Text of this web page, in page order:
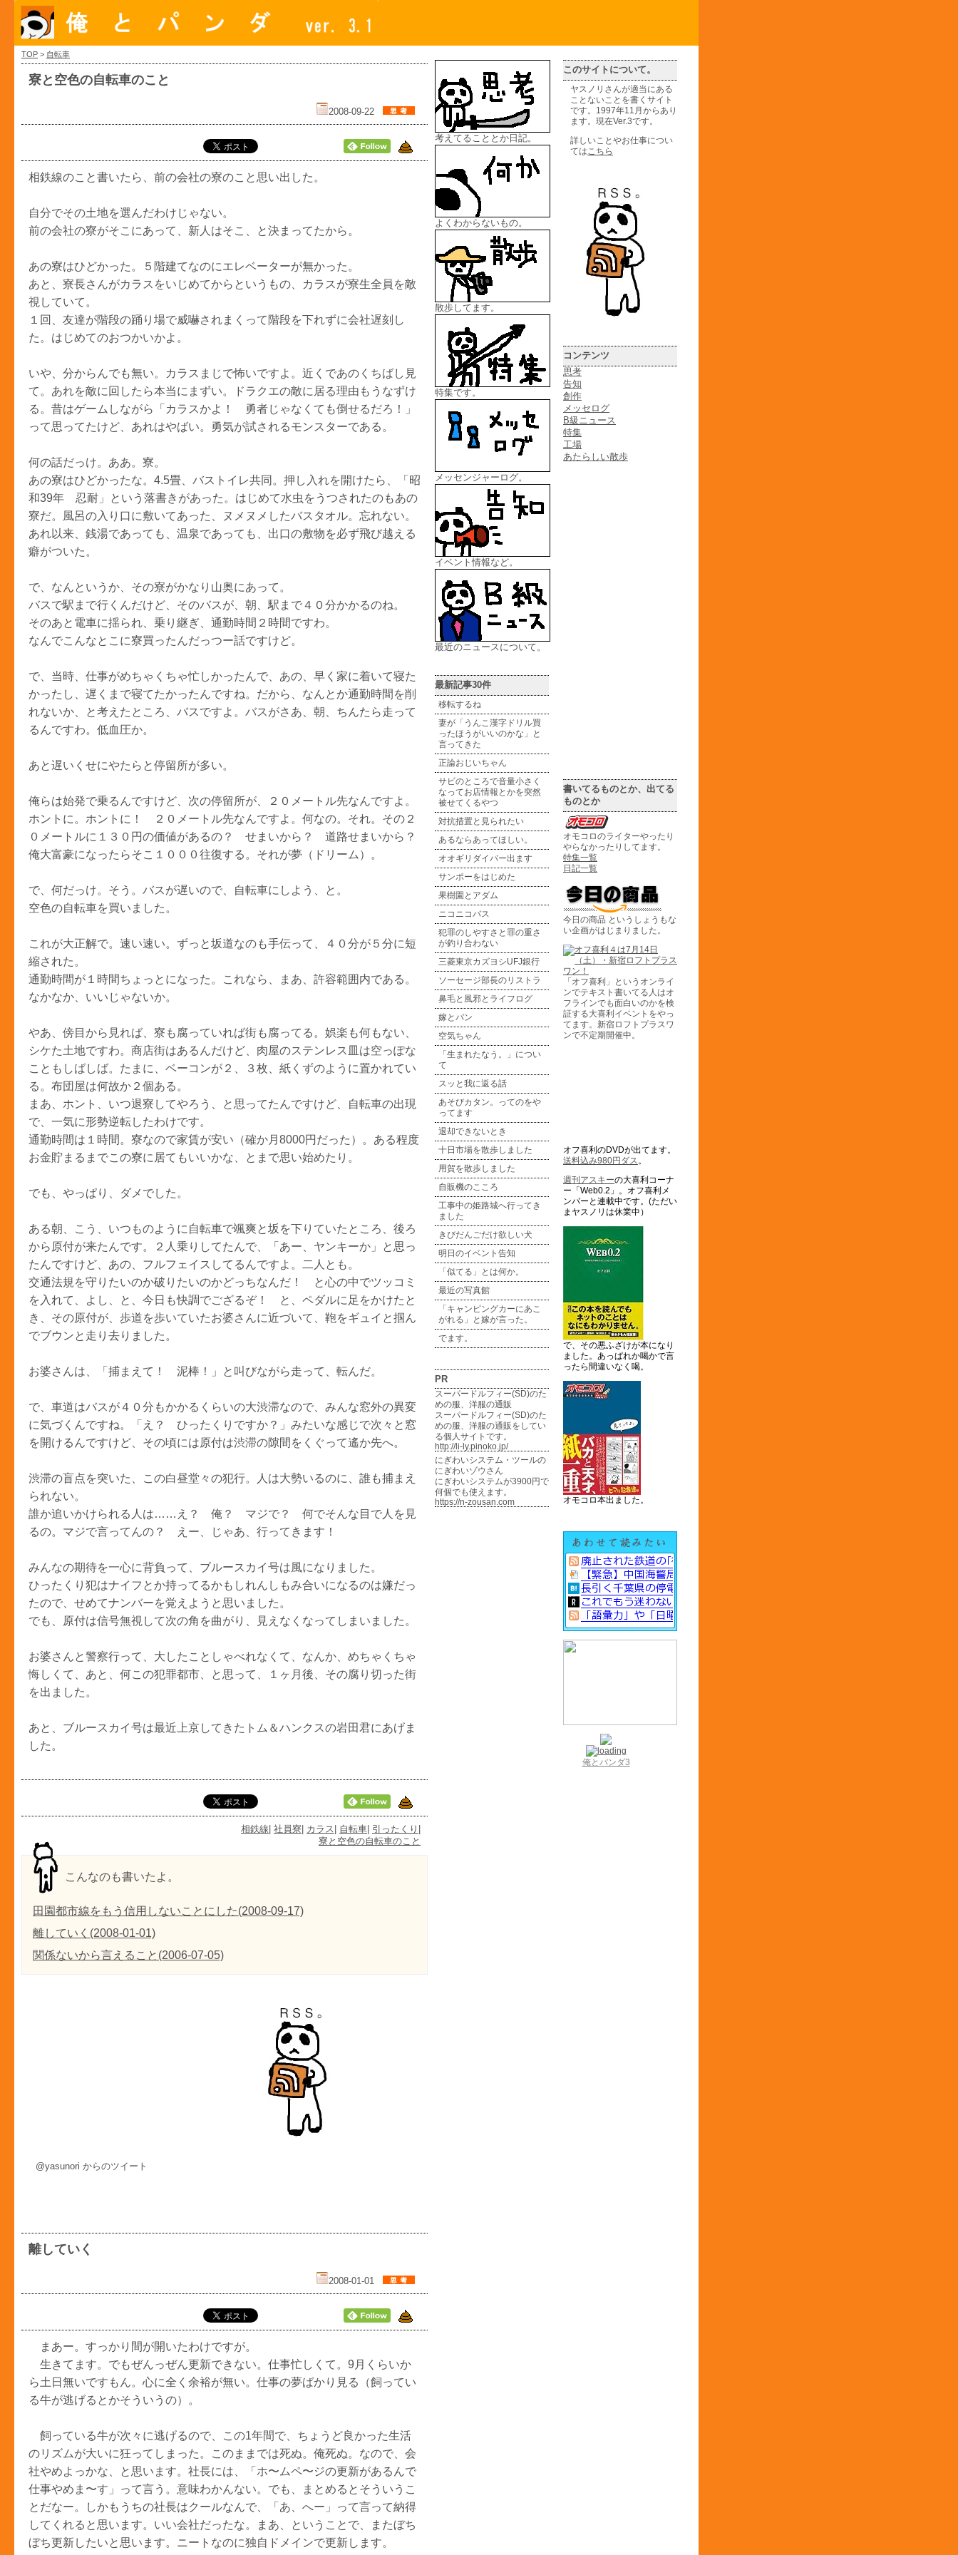
TOP > 自転車
寮と空色の自転車のこと
2008-09-22
相鉄線のこと書いたら、前の会社の寮のこと思い出した。
自分でその土地を選んだわけじゃない。
前の会社の寮がそこにあって、新人はそこ、と決まってたから。
あの寮はひどかった。５階建てなのにエレベーターが無かった。
あと、寮長さんがカラスをいじめてからというもの、カラスが寮生全員を敵
視していて。
１回、友達が階段の踊り場で威嚇されまくって階段を下れずに会社遅刻し
た。はじめてのおつかいかよ。
いや、分からんでも無い。カラスまじで怖いですよ。近くであのくちばし見
て。あれを敵に回したら本当にまずい。ドラクエの敵に居る理由もうなずけ
る。昔はゲームしながら「カラスかよ！ 勇者じゃなくても倒せるだろ！」
って思ってたけど、あれはやばい。勇気が試されるモンスターである。
何の話だっけ。ああ。寮。
あの寮はひどかったな。4.5畳、バストイレ共同。押し入れを開けたら、「昭
和39年 忍耐」という落書きがあった。はじめて水虫をうつされたのもあの
寮だ。風呂の入り口に敷いてあった、ヌメヌメしたバスタオル。忘れない。
あれ以来、銭湯であっても、温泉であっても、出口の敷物を必ず飛び越える
癖がついた。
で、なんというか、その寮がかなり山奥にあって。
バスで駅まで行くんだけど、そのバスが、朝、駅まで４０分かかるのね。
そのあと電車に揺られ、乗り継ぎ、通勤時間２時間ですわ。
なんでこんなとこに寮買ったんだっつー話ですけど。
で、当時、仕事がめちゃくちゃ忙しかったんで、あの、早く家に着いて寝た
かったし、遅くまで寝てたかったんですね。だから、なんとか通勤時間を削
れないか、と考えたところ、バスですよ。バスがさあ、朝、ちんたら走って
るんですわ。低血圧か。
あと遅いくせにやたらと停留所が多い。
俺らは始発で乗るんですけど、次の停留所が、２０メートル先なんですよ。
ホントに。ホントに！ ２０メートル先なんですよ。何なの。それ。その２
０メートルに１３０円の価値があるの？ せまいから？ 道路せまいから？
俺大富豪になったらそこ１０００往復する。それが夢（ドリーム）。
で、何だっけ。そう。バスが遅いので、自転車にしよう、と。
空色の自転車を買いました。
これが大正解で。速い速い。ずっと坂道なのも手伝って、４０分が５分に短
縮された。
通勤時間が１時間ちょっとになった。これなら、まあ、許容範囲内である。
なかなか、いいじゃないか。
やあ、傍目から見れば、寮も腐っていれば街も腐ってる。娯楽も何もない、
シケた土地ですわ。商店街はあるんだけど、肉屋のステンレス皿は空っぽな
こともしばしば。たまに、ベーコンが２、３枚、紙くずのように置かれてい
る。布団屋は何故か２個ある。
まあ、ホント、いつ退寮してやろう、と思ってたんですけど、自転車の出現
で、一気に形勢逆転したわけです。
通勤時間は１時間。寮なので家賃が安い（確か月8000円だった）。ある程度
お金貯まるまでこの寮に居てもいいかな、とまで思い始めたり。
でも、やっぱり、ダメでした。
ある朝、こう、いつものように自転車で颯爽と坂を下りていたところ、後ろ
から原付が来たんです。２人乗りしてたんで、「あー、ヤンキーか」と思っ
たんですけど、あの、フルフェイスしてるんですよ。二人とも。
交通法規を守りたいのか破りたいのかどっちなんだ！ と心の中でツッコミ
を入れて、よし、と、今日も快調でござるぞ！ と、ペダルに足をかけたと
き、その原付が、歩道を歩いていたお婆さんに近づいて、鞄をギュイと掴ん
でブウンと走り去りました。
お婆さんは、「捕まえて！ 泥棒！」と叫びながら走って、転んだ。
で、車道はバスが４０分もかかるくらいの大渋滞なので、みんな窓外の異変
に気づくんですね。「え？ ひったくりですか？」みたいな感じで次々と窓
を開けるんですけど、その頃には原付は渋滞の隙間をくぐって遙か先へ。
渋滞の盲点を突いた、この白昼堂々の犯行。人は大勢いるのに、誰も捕まえ
られない。
誰か追いかけられる人は……え？ 俺？ マジで？ 何でそんな目で人を見
るの。マジで言ってんの？ えー、じゃあ、行ってきます！
みんなの期待を一心に背負って、ブルースカイ号は風になりました。
ひったくり犯はナイフとか持ってるかもしれんしもみ合いになるのは嫌だっ
たので、せめてナンバーを覚えようと思いました。
でも、原付は信号無視して次の角を曲がり、見えなくなってしまいました。
お婆さんと警察行って、大したことしゃべれなくて、なんか、めちゃくちゃ
悔しくて、あと、何この犯罪都市、と思って、１ヶ月後、その腐り切った街
を出ました。
あと、ブルースカイ号は最近上京してきたトム＆ハンクスの岩田君にあげま
した。
相鉄線 社員寮 カラス 自転車 引ったくり
寮と空色の自転車のこと
こんなのも書いたよ。
田園都市線をもう信用しないことにした(2008-09-17)
離していく(2008-01-01)
関係ないから言えること(2006-07-05)
@yasunori からのツイート
離していく
2008-01-01
まあー。すっかり間が開いたわけですが。
生きてます。でもぜんっぜん更新できない。仕事忙しくて。9月くらいか
ら土日無いですもん。心に全く余裕が無い。仕事の夢ばかり見る（飼ってい
る牛が逃げるとかそういうの）。
飼っている牛が次々に逃げるので、この1年間で、ちょうど良かった生活
のリズムが大いに狂ってしまった。このままでは死ぬ。俺死ぬ。なので、会
社やめよっかな、と思います。社長には、「ホ〜ムペ〜ジの更新があるんで
仕事やめま〜す」って言う。意味わかんない。でも、まとめるとそういうこ
とだなー。しかもうちの社長はクールなんで、「あ、へー」って言って納得
してくれると思います。いい会社だったな。まあ、ということで、またぼち
ぼち更新したいと思います。ニートなのに独自ドメインで更新します。
考えてることとか日記。
よくわからないもの。
散歩してます。
特集です。
メッセンジャーログ。
イベント情報など。
最近のニュースについて。
最新記事30件
移転するね
妻が「うんこ漢字ドリル買
ったほうがいいのかな」と
言ってきた
正論おじいちゃん
サビのところで音量小さく
なってお店情報とかを突然
被せてくるやつ
対抗措置と見られたい
あるならあってほしい。
オオギリダイバー出ます
サンポーをはじめた
果樹園とアダム
ニコニコバス
犯罪のしやすさと罪の重さ
が釣り合わない
三菱東京カズヨシUFJ銀行
ソーセージ部長のリストラ
鼻毛と風邪とライフログ
嫁とパン
空気ちゃん
「生まれたなう。」につい
て
スッと我に返る話
あそびカタン。ってのをや
ってます
退却できないとき
十日市場を散歩しました
用賀を散歩しました
自販機のこころ
工事中の姫路城へ行ってき
ました
きびだんごだけ欲しい犬
明日のイベント告知
「似てる」とは何か。
最近の写真館
「キャンピングカーにあこ
がれる」と嫁が言った。
でます。
PR
スーパードルフィー(SD)のた
めの服、洋服の通販
スーパードルフィー(SD)のた
めの服、洋服の通販をしてい
る個人サイトです。
http://li-ly.pinoko.jp/
にぎわいシステム・ツールの
にぎわいゾウさん
にぎわいシステムが3900円で
何個でも使えます。
https://n-zousan.com
このサイトについて。
ヤスノリさんが適当にある
ことないことを書くサイト
です。1997年11月からあり
ます。現在Ver.3です。
詳しいことやお仕事につい
ては こちら
コンテンツ
思考
告知
創作
メッセログ
B級ニュース
特集
工場
あたらしい散歩
書いてるものとか、出てる
ものとか
オモコロのライターやったり
やらなかったりしてます。
特集一覧
日記一覧
今日の商品 というしょうもな
い企画がはじまりました。
「オフ喜利」というオンライ
ンでテキスト書いてる人はオ
フラインでも面白いのかを検
証する大喜利イベントをやっ
てます。新宿ロフトプラスワ
ンで不定期開催中。
オフ喜利のDVDが出てます。
送料込み980円ダス 。
週刊アスキーの大喜利コーナ
ー「Web0.2」。オフ喜利メ
ンバーと連載中です。(ただい
まヤスノリは休業中）
で、その悪ふざけが本になり
ました。あっぱれか喝かで言
ったら間違いなく喝。
オモコロ本出ました。
俺とパンダ3